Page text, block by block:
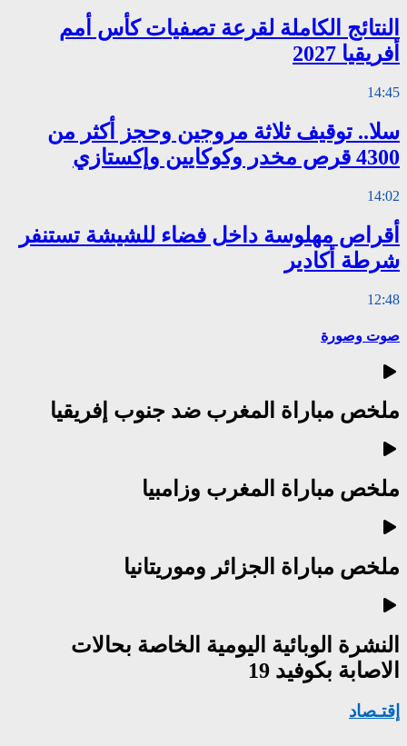
النتائج الكاملة لقرعة تصفيات كأس أمم
أفريقيا 2027
14:45
سلا.. توقيف ثلاثة مروجين وحجز أكثر من
4300 قرص مخدر وكوكايين وإكستازي
14:02
أقراص مهلوسة داخل فضاء للشيشة تستنفر
شرطة أكادير
12:48
صوت وصورة
ملخص مباراة المغرب ضد جنوب إفريقيا
ملخص مباراة المغرب وزامبيا
ملخص مباراة الجزائر وموريتانيا
النشرة الوبائية اليومية الخاصة بحالات
الاصابة بكوفيد 19
إقتـصاد